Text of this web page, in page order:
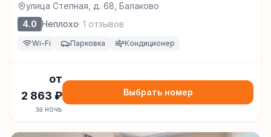
улица Степная, д. 68, Балаково
4.0 Неплохо· 1 отзывов
Wi-Fi Парковка Кондиционер
от
2 863 ₽
за ночь
Выбрать номер